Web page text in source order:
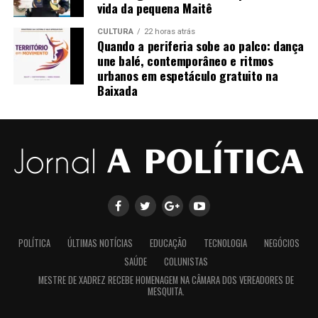
Ilha do meu respiro
Luzes no céu
Tudo é tão pequenino
Ilha do Mel
Tudo é tão pequenino
Para acompanhar este e outros lançamentos da
dentro de todas as novidades:
Instagram Esmeralda Music Gospel:
https://www.instagram.com/esmeraldamusicgospel?
vida da pequena Maitê
CULTURA 22 horas atrás
Quando a periferia sobe ao palco: dança
une balé, contemporâneo e ritmos
urbanos em espetáculo gratuito na
Baixada
POLÍTICA ÚLTIMAS NOTÍCIAS EDUCAÇÃO TECNOLOGIA
NEGÓCIOS
SAÚDE
COLUNISTAS
MESTRE DE XADREZ RECEBE HOMENAGEM NA CÂMARA DOS VEREADORES DE
MESQUITA.